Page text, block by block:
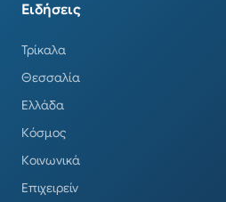
Ειδήσεις
Τρίκαλα
Θεσσαλία
Ελλάδα
Κόσμος
Κοινωνικά
Επιχειρείν